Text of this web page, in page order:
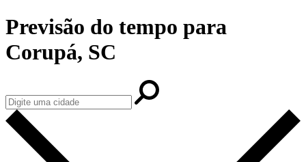
Previsão do tempo para
Corupá, SC